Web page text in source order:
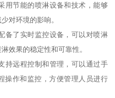
用节能的喷淋设备和技术，能够
对环境的影响。
备了实时监控设备，可以对喷淋
效果的稳定性和可靠性。
持远程控制和管理，可以通过手
操作和监控，方便管理人员进行